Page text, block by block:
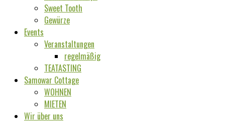
Sweet Tooth
Gewürze
Events
Veranstaltungen
regelmäßig
TEATASTING
Samowar Cottage
WOHNEN
MIETEN
Wir über uns